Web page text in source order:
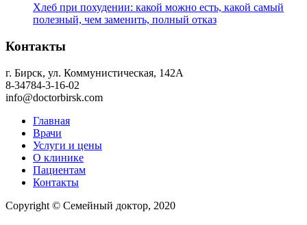
Хлеб при похудении: какой можно есть, какой самый
полезный, чем заменить, полный отказ
Контакты
г. Бирск, ул. Коммунистическая, 142А
8-34784-3-16-02
info@doctorbirsk.com
Главная
Врачи
Услуги и цены
О клинике
Пациентам
Контакты
Copyright © Семейный доктор, 2020